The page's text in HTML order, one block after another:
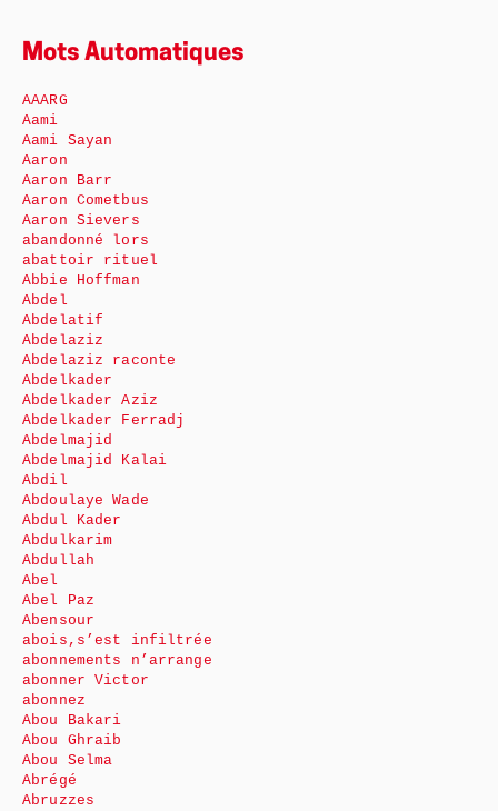
Mots Automatiques
AAARG
Aami
Aami Sayan
Aaron
Aaron Barr
Aaron Cometbus
Aaron Sievers
abandonné lors
abattoir rituel
Abbie Hoffman
Abdel
Abdelatif
Abdelaziz
Abdelaziz raconte
Abdelkader
Abdelkader Aziz
Abdelkader Ferradj
Abdelmajid
Abdelmajid Kalai
Abdil
Abdoulaye Wade
Abdul Kader
Abdulkarim
Abdullah
Abel
Abel Paz
Abensour
abois,s’est infiltrée
abonnements n’arrange
abonner Victor
abonnez
Abou Bakari
Abou Ghraib
Abou Selma
Abrégé
Abruzzes